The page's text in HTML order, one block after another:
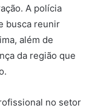
A polícia
busca reunir
além de
da região que
no setor